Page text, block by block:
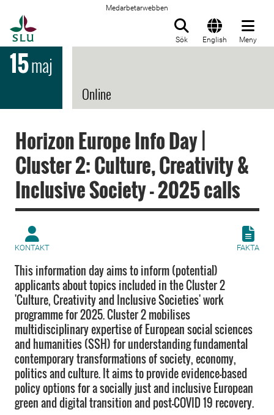
Medarbetarwebben
Sök English Meny
15maj
Online
Horizon Europe Info Day |
Cluster 2: Culture, Creativity &
Inclusive Society - 2025 calls
KONTAKT FAKTA
This information day aims to inform (potential)
applicants about topics included in the Cluster 2
'Culture, Creativity and Inclusive Societies' work
programme for 2025. Cluster 2 mobilises
multidisciplinary expertise of European social sciences
and humanities (SSH) for understanding fundamental
contemporary transformations of society, economy,
politics and culture. It aims to provide evidence-based
policy options for a socially just and inclusive European
green and digital transition and post-COVID 19 recovery.